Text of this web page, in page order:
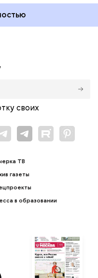
своих
ТВ
газеты
в образовании